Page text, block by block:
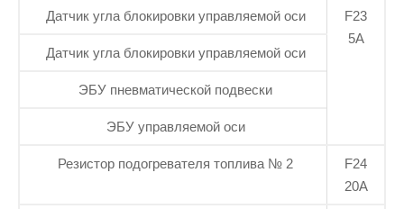
Датчик угла блокировки управляемой оси
F23
5А
Датчик угла блокировки управляемой оси
ЭБУ пневматической подвески
ЭБУ управляемой оси
Резистор подогревателя топлива № 2
F24
20А